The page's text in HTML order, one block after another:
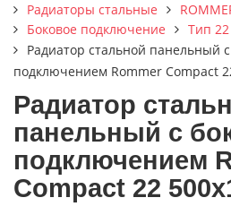
Радиаторы стальные
Боковое подключение
Тип 22
Радиатор стальной панельный
подключением Rommer Compact
Радиатор
панельный с
подключением
Compact 22